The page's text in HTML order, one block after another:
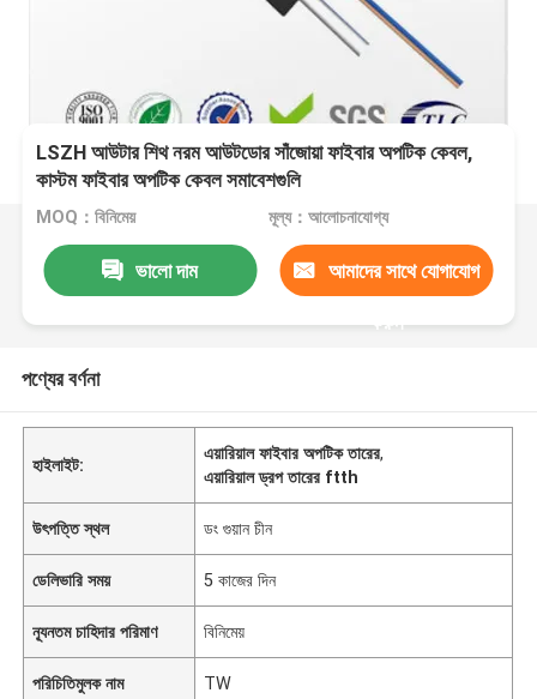
LSZH আউটার শিথ নরম আউটডোর সাঁজোয়া ফাইবার অপটিক কেবল,
কাস্টম ফাইবার অপটিক কেবল সমাবেশগুলি
MOQ：বিনিমেয় মূল্য：আলোচনাযোগ্য
ভালো দাম আমাদের সাথে যোগাযোগ
করুন
পণ্যের বর্ণনা
হাইলাইট:
এয়ারিয়াল ফাইবার অপটিক তারের,
এয়ারিয়াল ড্রপ তারের ftth
উৎপত্তি স্থল ডং গুয়ান চীন
ডেলিভারি সময় 5 কাজের দিন
ন্যূনতম চাহিদার পরিমাণ বিনিমেয়
পরিচিতিমুলক নাম TW